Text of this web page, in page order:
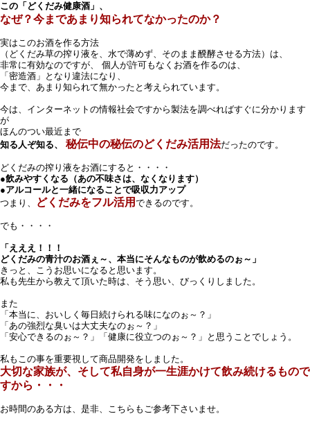
この「どくだみ健康酒」、
なぜ？今まであまり知られてなかったのか？
実はこのお酒を作る方法
（どくだみ草の搾り液を、水で薄めず、そのまま醗酵させる方法）は、
非常に有効なのですが、 個人が許可もなくお酒を作るのは、
「密造酒」となり違法になり、
今まで、あまり知られて無かったと考えられています。
今は、インターネットの情報社会ですから製法を調べればすぐに分かります
が
ほんのつい最近まで
知る人ぞ知る、
秘伝中の秘伝のどくだみ活用法だったのです。
どくだみの搾り液をお酒にすると・・・・
●飲みやすくなる（あの不味さは、なくなります）
●アルコールと一緒になることで吸収力アップ
つまり、
どくだみをフル活用 できるのです。
でも・・・・
「えええ！！！
どくだみの青汁のお酒ぇ～、本当にそんなものが飲めるのぉ～」
きっと、こうお思いになると思います。
私も先生から教えて頂いた時は、そう思い、びっくりしました。
また
「本当に、おいしく毎日続けられる味になのぉ～？」
「あの強烈な臭いは大丈夫なのぉ～？」
「安心できるのぉ～？」「健康に役立つのぉ～？」と思うことでしょう。
私もこの事を重要視して商品開発をしました。
大切な家族が、そして私自身が一生涯かけて飲み続けるもので
すから・・・
お時間のある方は、是非、こちらもご参考下さいませ。